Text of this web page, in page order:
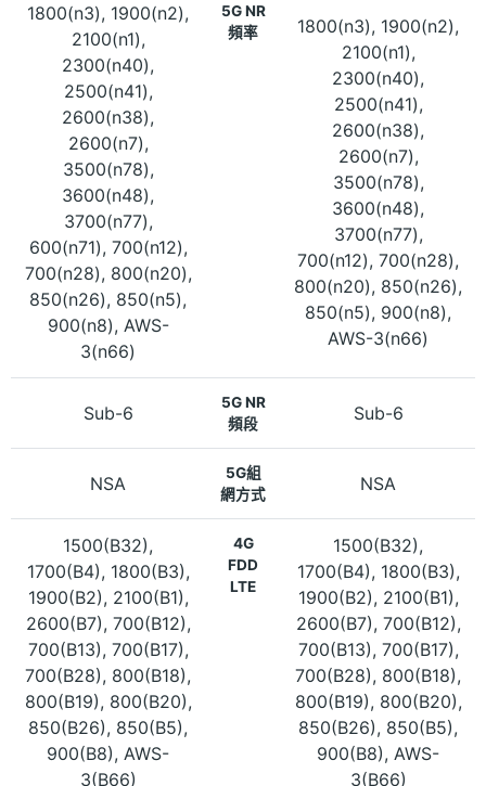
1800(n3), 1900(n2),
2100(n1),
2300(n40),
2500(n41),
2600(n38),
2600(n7),
3500(n78),
3600(n48),
3700(n77),
600(n71), 700(n12),
700(n28), 800(n20),
850(n26), 850(n5),
900(n8), AWS-
3(n66)
5G NR
頻率
1800(n3), 1900(n2),
2100(n1),
2300(n40),
2500(n41),
2600(n38),
2600(n7),
3500(n78),
3600(n48),
3700(n77),
700(n12), 700(n28),
800(n20), 850(n26),
850(n5), 900(n8),
AWS-3(n66)
Sub-6
5G NR
頻段
Sub-6
NSA
5G組
網方式
NSA
1500(B32),
1700(B4), 1800(B3),
1900(B2), 2100(B1),
2600(B7), 700(B12),
700(B13), 700(B17),
700(B28), 800(B18),
800(B19), 800(B20),
850(B26), 850(B5),
900(B8), AWS-
3(B66)
4G
FDD
LTE
1500(B32),
1700(B4), 1800(B3),
1900(B2), 2100(B1),
2600(B7), 700(B12),
700(B13), 700(B17),
700(B28), 800(B18),
800(B19), 800(B20),
850(B26), 850(B5),
900(B8), AWS-
3(B66)